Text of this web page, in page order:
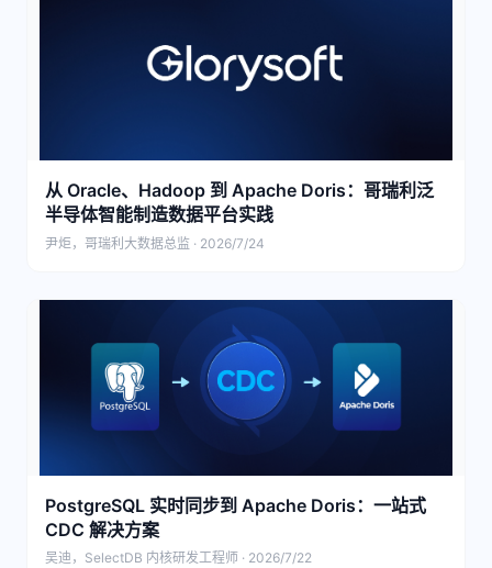
从 Oracle、Hadoop 到 Apache Doris：哥瑞利泛
半导体智能制造数据平台实践
尹炬，哥瑞利大数据总监 · 2026/7/24
PostgreSQL 实时同步到 Apache Doris：一站式
CDC 解决方案
吴迪，SelectDB 内核研发工程师 · 2026/7/22